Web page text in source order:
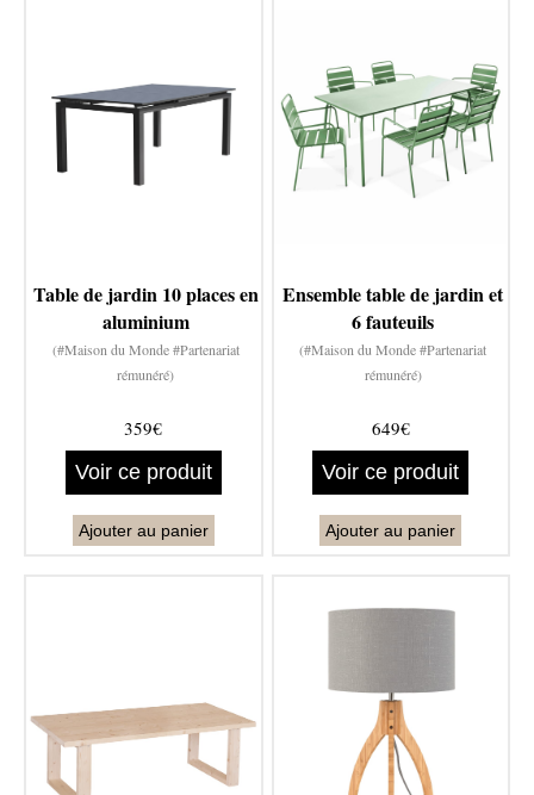
Table de jardin 10 places en
aluminium
(#Maison du Monde #Partenariat
rémunéré)
359€
Voir ce produit
Ajouter au panier
Ensemble table de jardin et
6 fauteuils
(#Maison du Monde #Partenariat
rémunéré)
649€
Voir ce produit
Ajouter au panier